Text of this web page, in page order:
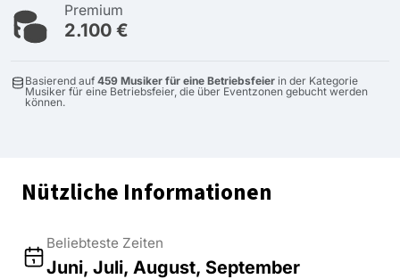
Premium
2.100 €
Basierend auf 459 Musiker für eine Betriebsfeier in der Kategorie
Musiker für eine Betriebsfeier, die über Eventzonen gebucht werden
können.
Nützliche Informationen
Beliebteste Zeiten
Juni, Juli, August, September